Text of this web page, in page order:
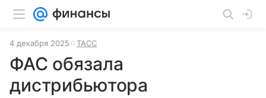
4 декабря 2025 ТАСС
ФАС обязала
дистрибьютора